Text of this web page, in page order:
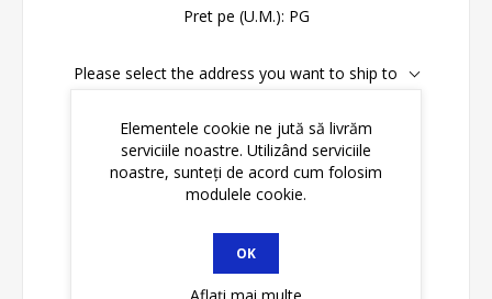
Pret pe (U.M.): PG
Please select the address you want to ship to
Disponibilitate: În stoc
ADAUGĂ ȊN COŞ
Elementele cookie ne jută să livrăm
serviciile noastre. Utilizând serviciile
noastre, sunteți de acord cum folosim
modulele cookie.
OK